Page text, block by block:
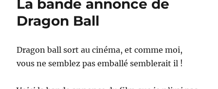
La bande annonce de
Dragon Ball
Dragon ball sort au cinéma, et comme moi,
vous ne semblez pas emballé semblerait il !